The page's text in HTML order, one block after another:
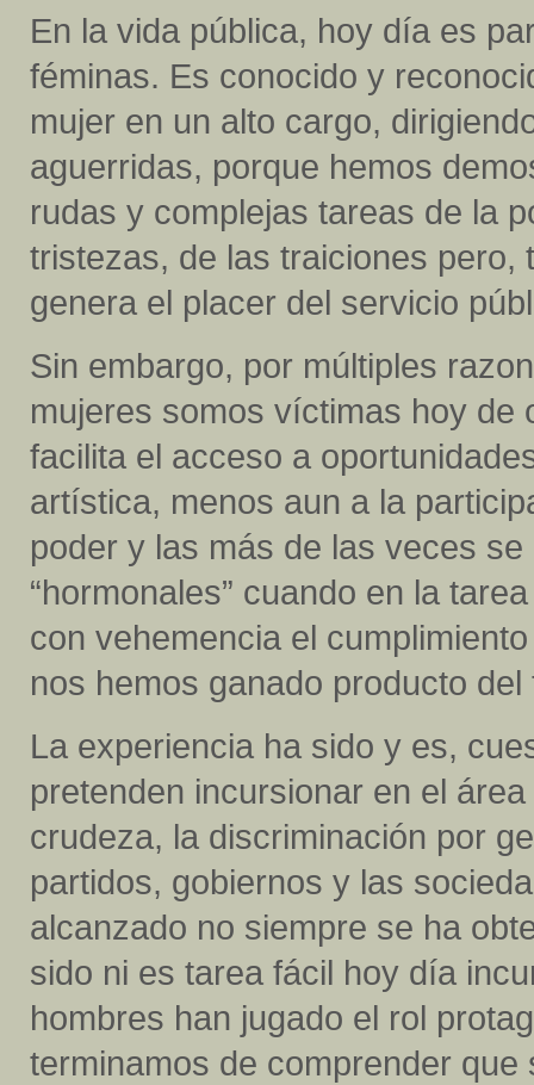
En la vida pública, hoy día es
féminas. Es conocido y
mujer en un alto cargo,
aguerridas, porque hemos
rudas y complejas tareas de la
tristezas, de las traiciones
genera el placer del servicio
Sin embargo, por múltiples
mujeres somos víctimas hoy de
facilita el acceso a
artística, menos aun a la
poder y las más de las veces se
“hormonales” cuando en la
con vehemencia el
nos hemos ganado producto
La experiencia ha sido y es,
pretenden incursionar en el
crudeza, la discriminación por
partidos, gobiernos y las
alcanzado no siempre se ha
sido ni es tarea fácil hoy día
hombres han jugado el rol
terminamos de comprender